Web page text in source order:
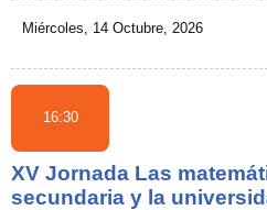
Miércoles, 14 Octubre, 2026
16:30
XV Jornada Las
secundaria y la